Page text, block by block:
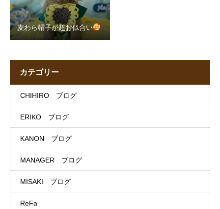
麦わら帽子が超お似合い
カテゴリー
CHIHIRO ブログ
ERIKO ブログ
KANON ブログ
MANAGER ブログ
MISAKI ブログ
ReFa